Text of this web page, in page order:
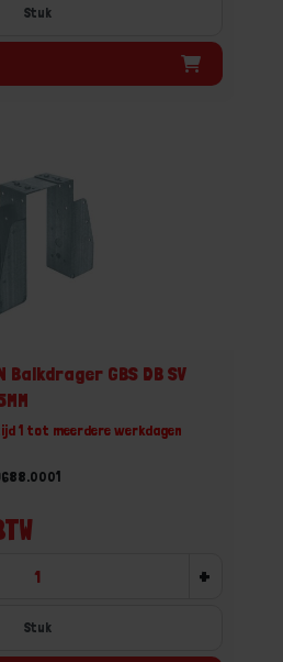
Stuk
Balkdrager GBS DB SV
1 tot meerdere werkdagen
+
Stuk